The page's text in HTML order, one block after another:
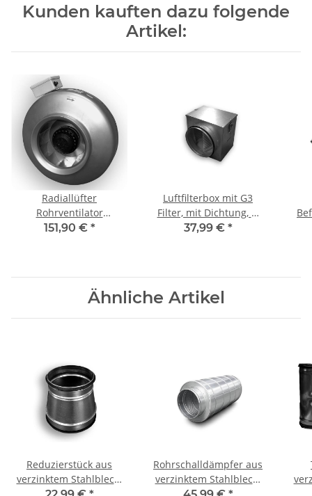
Kunden kauften dazu folgende
Artikel:
Radiallüfter
Rohrventilator
Rohrlüfter für Rohr DN
151,90 € *
Luftfilterbox mit G3
Filter, mit Dichtung, Ø
160 mm, Lüftung
37,99 € *
Ähnliche Artikel
Reduzierstück aus
verzinktem Stahlblech,
Rohrschalldämpfer aus
verzinktem Stahlblech,